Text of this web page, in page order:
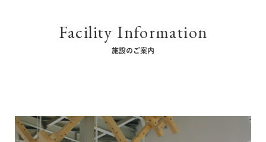
Facility Information
施設のご案内